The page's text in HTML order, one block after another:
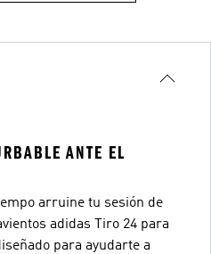
ANTE EL
arruine tu sesión de
adidas Tiro 24 para
para ayudarte a